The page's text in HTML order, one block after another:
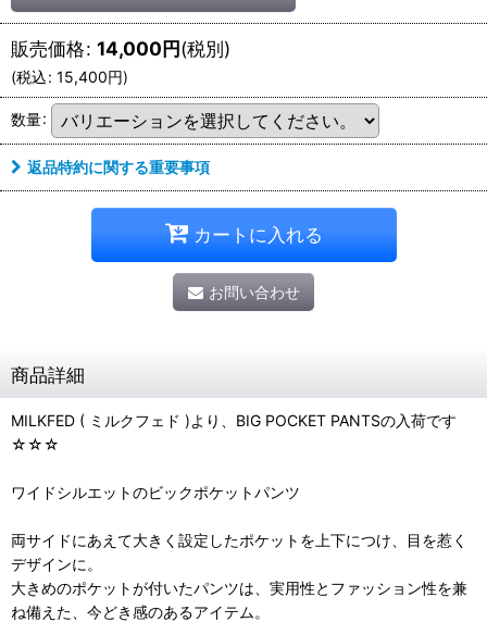
販売価格: 14,000円(税別)
(税込: 15,400円)
数量:
返品特約に関する重要事項
カートに入れる
お問い合わせ
商品詳細
MILKFED ( ミルクフェド )より、BIG POCKET PANTSの入荷です
☆☆☆
ワイドシルエットのビックポケットパンツ
両サイドにあえて大きく設定したポケットを上下につけ、目を惹く
デザインに。
大きめのポケットが付いたパンツは、実用性とファッション性を兼
ね備えた、今どき感のあるアイテム。